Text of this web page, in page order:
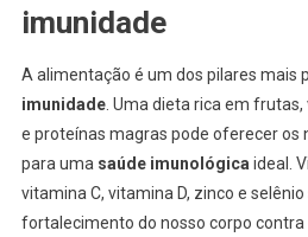
imunidade
A alimentação é um dos pilares mais
imunidade. Uma dieta rica em
e proteínas magras pode oferecer os
para uma saúde imunológica ideal.
vitamina C, vitamina D, zinco e
fortalecimento do nosso corpo contra